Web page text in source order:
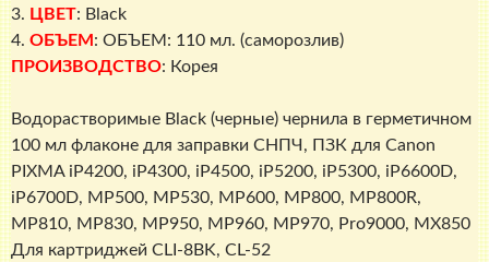
3. ЦВЕТ: Black
4. ОБЪЕМ : ОБЪЕМ: 110 мл. (саморозлив)
ПРОИЗВОДСТВО: Корея
Водорастворимые Black (черные) чернила в герметичном
100 мл флаконе для заправки СНПЧ, ПЗК для Canon
PIXMA iP4200, iP4300, iP4500, iP5200, iP5300, iP6600D,
iP6700D, MP500, MP530, MP600, MP800, MP800R,
MP810, MP830, MP950, MP960, MP970, Pro9000, MX850
Для картриджей CLI-8BK, CL-52